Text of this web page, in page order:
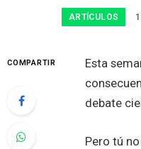
ARTÍCULOS
COMPARTIR Esta
debate
Pero tú